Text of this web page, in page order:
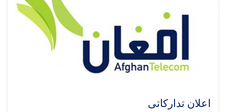
اعلان تدارکاتی